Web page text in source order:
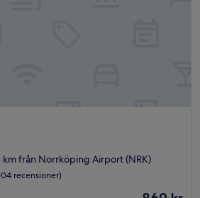
från Norrköping Airport (NRK)
recensioner)
Priset